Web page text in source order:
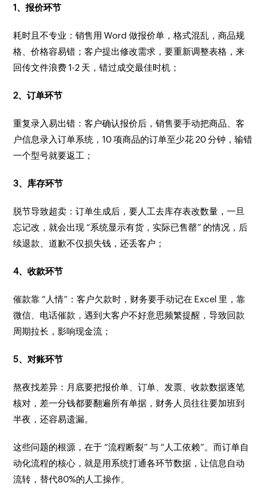
1、报价环节
耗时且不专业：销售用 Word 做报价单，格式混乱，商品规
格、价格容易错；客户提出修改需求，要重新调整表格，来
回传文件浪费 1-2 天，错过成交最佳时机；​
2、订单环节
重复录入易出错：客户确认报价后，销售要手动把商品、客
户信息录入订单系统，10 项商品的订单至少花 20 分钟，输错
一个型号就要返工；​
3、库存环节
脱节导致超卖：订单生成后，要人工去库存表改数量，一旦
忘记改，就会出现 “系统显示有货，实际已售罄” 的情况，后
续退款、道歉不仅损失钱，还丢客户；​
4、收款环节
催款靠 “人情”：客户欠款时，财务要手动记在 Excel 里，靠
微信、电话催款，遇到大客户不好意思频繁提醒，导致回款
周期拉长，影响现金流；​
5、对账环节
熬夜找差异：月底要把报价单、订单、发票、收款数据逐笔
核对，差一分钱都要翻遍所有单据，财务人员往往要加班到
半夜，还容易遗漏。​
这些问题的根源，在于 “流程断裂” 与 “人工依赖”。而订单自
动化流程的核心，就是用系统打通各环节数据，让信息自动
流转，替代80%的人工操作。​